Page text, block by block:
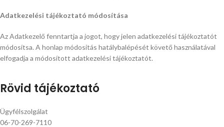
Adatkezelési tájékoztató módosítása
Az Adatkezelő fenntartja a jogot, hogy jelen adatkezelési tájékoztatót
módosítsa. A honlap módosítás hatálybalépését követő használatával
elfogadja a módosított adatkezelési tájékoztatót.
Rövid tájékoztató
Ügyfélszolgálat
06-70-269-7110